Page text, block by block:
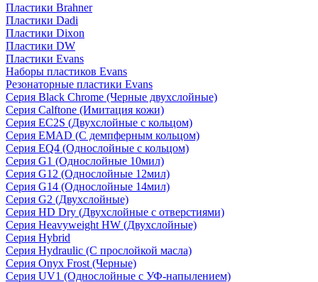
Пластики Brahner
Пластики Dadi
Пластики Dixon
Пластики DW
Пластики Evans
Наборы пластиков Evans
Резонаторные пластики Evans
Серия Black Chrome (Черные двухслойные)
Серия Calftone (Имитация кожи)
Серия EC2S (Двухслойные с кольцом)
Серия EMAD (С демпферным кольцом)
Серия EQ4 (Однослойные с кольцом)
Серия G1 (Однослойные 10мил)
Серия G12 (Однослойные 12мил)
Серия G14 (Однослойные 14мил)
Серия G2 (Двухслойные)
Серия HD Dry (Двухслойные с отверстиями)
Серия Heavyweight HW (Двухслойные)
Серия Hybrid
Серия Hydraulic (С прослойкой масла)
Серия Onyx Frost (Черные)
Серия UV1 (Однослойные с УФ-напылением)